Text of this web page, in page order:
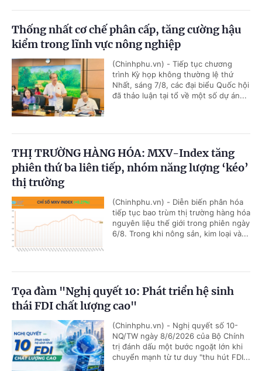
Thống nhất cơ chế phân cấp, tăng cường hậu
kiểm trong lĩnh vực nông nghiệp
(Chinhphu.vn) - Tiếp tục chương
trình Kỳ họp không thường lệ thứ
Nhất, sáng 7/8, các đại biểu Quốc hội
đã thảo luận tại tổ về một số dự án...
THỊ TRƯỜNG HÀNG HÓA: MXV-Index tăng
phiên thứ ba liên tiếp, nhóm năng lượng ‘kéo’
thị trường
(Chinhphu.vn) - Diễn biến phân hóa
tiếp tục bao trùm thị trường hàng hóa
nguyên liệu thế giới trong phiên ngày
6/8. Trong khi nông sản, kim loại và...
Tọa đàm "Nghị quyết 10: Phát triển hệ sinh
thái FDI chất lượng cao"
(Chinhphu.vn) - Nghị quyết số 10-
NQ/TW ngày 8/6/2026 của Bộ Chính
trị đánh dấu một bước ngoặt lớn khi
chuyển mạnh từ tư duy "thu hút FDI...